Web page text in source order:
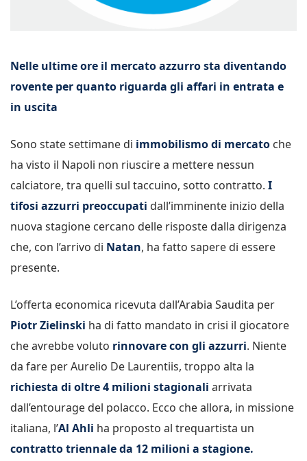
Nelle ultime ore il mercato azzurro sta diventando
rovente per quanto riguarda gli affari in entrata e
in uscita
Sono state settimane di immobilismo di mercato che
ha visto il Napoli non riuscire a mettere nessun
calciatore, tra quelli sul taccuino, sotto contratto. I
tifosi azzurri preoccupati dall’imminente inizio della
nuova stagione cercano delle risposte dalla dirigenza
che, con l’arrivo di Natan, ha fatto sapere di essere
presente.
L’offerta economica ricevuta dall’Arabia Saudita per
Piotr Zielinski ha di fatto mandato in crisi il giocatore
che avrebbe voluto rinnovare con gli azzurri. Niente
da fare per Aurelio De Laurentiis, troppo alta la
richiesta di oltre 4 milioni stagionali arrivata
dall’entourage del polacco. Ecco che allora, in missione
italiana, l’Al Ahli ha proposto al trequartista un
contratto triennale da 12 milioni a stagione.